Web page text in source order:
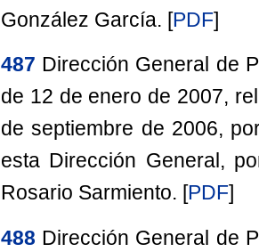
González García. [PDF]
487 Dirección General de
de 12 de enero de 2007,
de septiembre de 2006,
esta Dirección General,
Rosario Sarmiento. [PDF]
488 Dirección General de